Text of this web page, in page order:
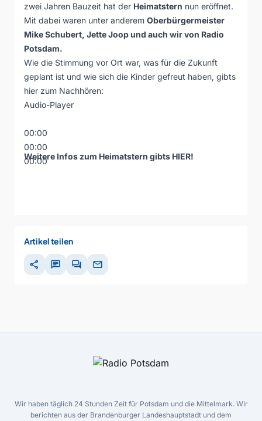
zwei Jahren Bauzeit hat der Heimatstern nun eröffnet.
Mit dabei waren unter anderem Oberbürgermeister
Mike Schubert, Jette Joop und auch wir von Radio
Potsdam.
Wie die Stimmung vor Ort war, was für die Zukunft
geplant ist und wie sich die Kinder gefreut haben, gibts
hier zum Nachhören:
Audio-Player
00:00
00:00
00:00
Weitere Infos zum Heimatstern gibts HIER!
Artikel teilen
share chat forum mail
Wir haben täglich 24 Stunden Zeit für Potsdam und die Mittelmark. Wir
berichten aus der Brandenburger Landeshauptstadt und dem